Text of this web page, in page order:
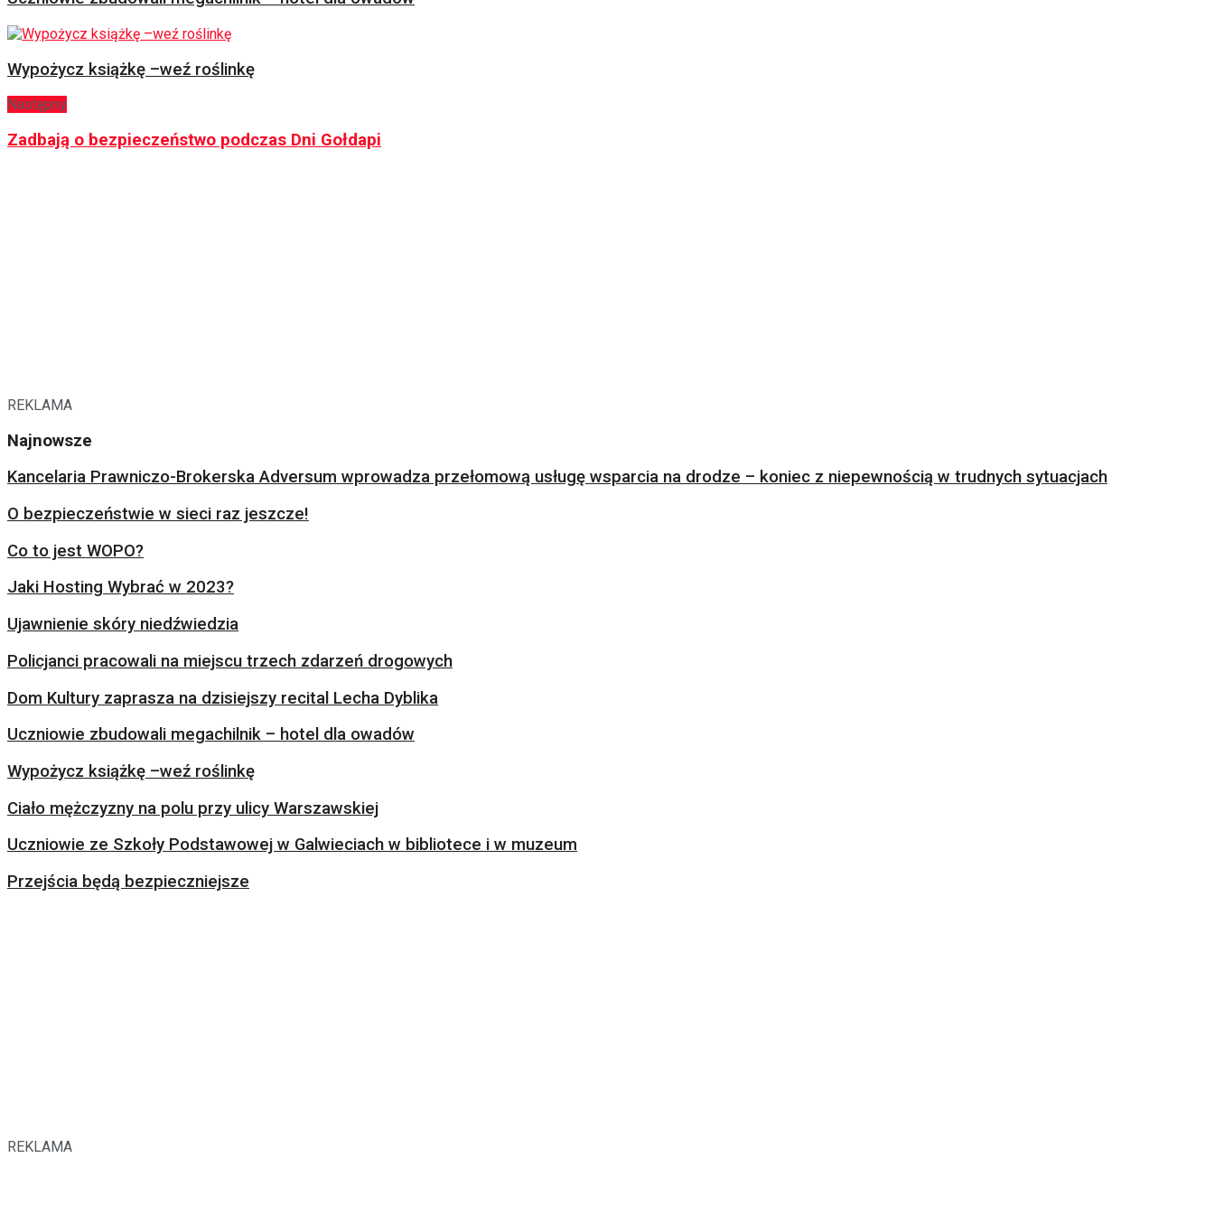
Wypożycz książkę –weź roślinkę
Następny
Zadbają o bezpieczeństwo podczas Dni Gołdapi
REKLAMA
Najnowsze
Kancelaria Prawniczo-Brokerska Adversum wprowadza przełomową usługę wsparcia na drodze – koniec z niepewnością w trudnych sytuacjach
O bezpieczeństwie w sieci raz jeszcze!
Co to jest WOPO?
Jaki Hosting Wybrać w 2023?
Ujawnienie skóry niedźwiedzia
Policjanci pracowali na miejscu trzech zdarzeń drogowych
Dom Kultury zaprasza na dzisiejszy recital Lecha Dyblika
Uczniowie zbudowali megachilnik – hotel dla owadów
Wypożycz książkę –weź roślinkę
Ciało mężczyzny na polu przy ulicy Warszawskiej
Uczniowie ze Szkoły Podstawowej w Galwieciach w bibliotece i w muzeum
Przejścia będą bezpieczniejsze
REKLAMA